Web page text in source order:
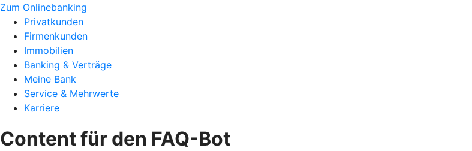
Zum Onlinebanking
Privatkunden
Firmenkunden
Immobilien
Banking & Verträge
Meine Bank
Service & Mehrwerte
Karriere
Content für den FAQ-Bot